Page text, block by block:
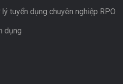
tuyển dụng chuyên nghiệp RPO
dụng